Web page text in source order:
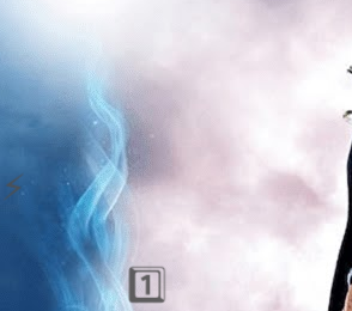
1️⃣ 8️⃣